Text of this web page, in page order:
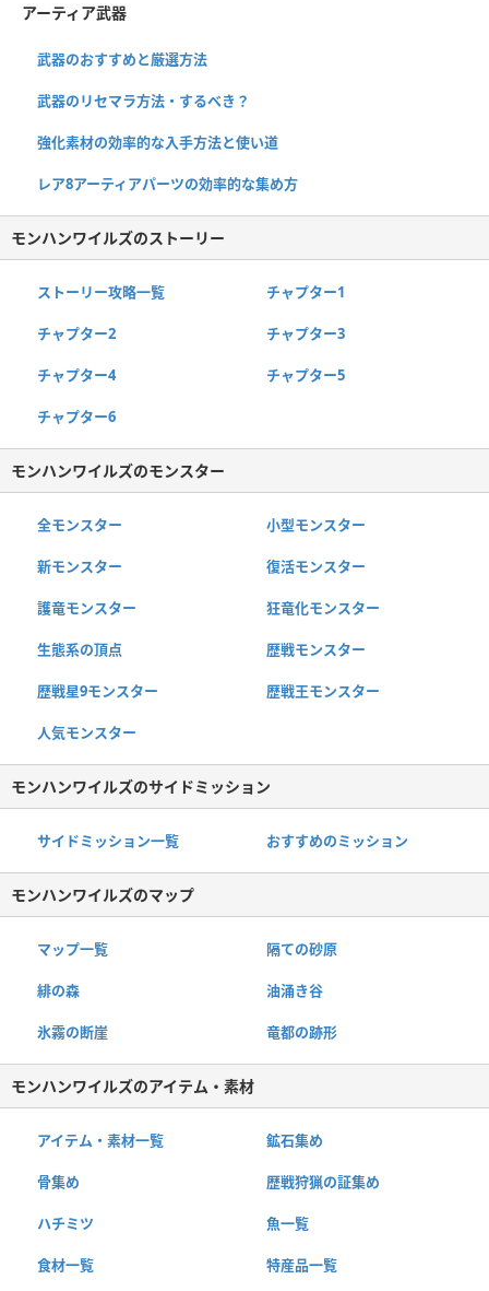
アーティア武器
武器のおすすめと厳選方法
武器のリセマラ方法・するべき？
強化素材の効率的な入手方法と使い道
レア8アーティアパーツの効率的な集め方
モンハンワイルズのストーリー
ストーリー攻略一覧 チャプター1
チャプター2 チャプター3
チャプター4 チャプター5
チャプター6
モンハンワイルズのモンスター
全モンスター 小型モンスター
新モンスター 復活モンスター
護竜モンスター 狂竜化モンスター
生態系の頂点 歴戦モンスター
歴戦星9モンスター 歴戦王モンスター
人気モンスター
モンハンワイルズのサイドミッション
サイドミッション一覧 おすすめのミッション
モンハンワイルズのマップ
マップ一覧 隔ての砂原
緋の森 油涌き谷
氷霧の断崖 竜都の跡形
モンハンワイルズのアイテム・素材
アイテム・素材一覧 鉱石集め
骨集め 歴戦狩猟の証集め
ハチミツ 魚一覧
食材一覧 特産品一覧